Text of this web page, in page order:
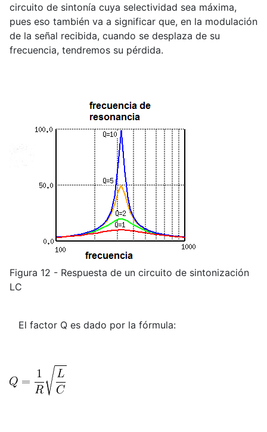
circuito de sintonía cuya selectividad sea máxima,
pues eso también va a significar que, en la modulación
de la señal recibida, cuando se desplaza de su
frecuencia, tendremos su pérdida.
Figura 12 - Respuesta de un circuito de sintonización
LC
El factor Q es dado por la fórmula: